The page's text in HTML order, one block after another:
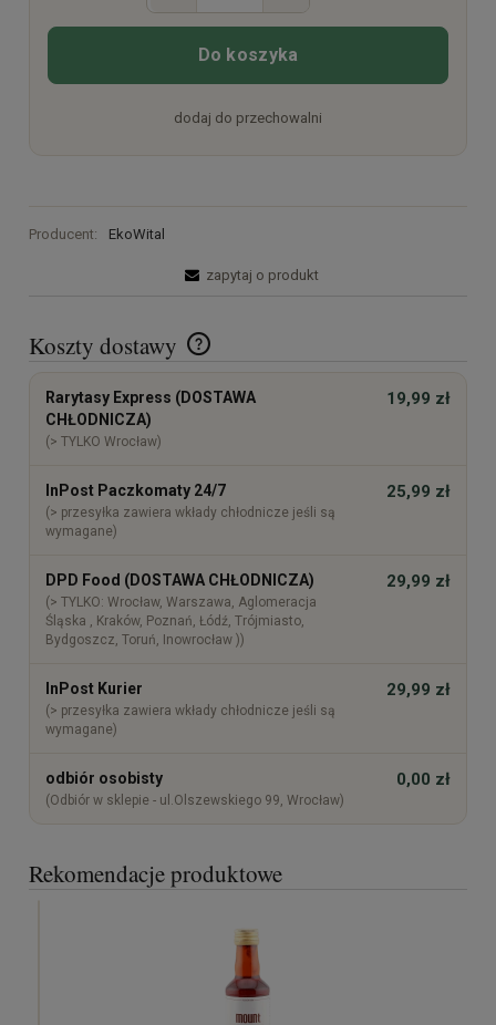
Do koszyka
dodaj do przechowalni
Producent: EkoWital
zapytaj o produkt
Koszty dostawy
Cena nie zawiera ewentualnych kosztów płatności
Rarytasy Express (DOSTAWA
CHŁODNICZA)
(> TYLKO Wrocław)
19,99 zł
InPost Paczkomaty 24/7
(> przesyłka zawiera wkłady chłodnicze jeśli są
wymagane)
25,99 zł
DPD Food (DOSTAWA CHŁODNICZA)
(> TYLKO: Wrocław, Warszawa, Aglomeracja
Śląska , Kraków, Poznań, Łódź, Trójmiasto,
Bydgoszcz, Toruń, Inowrocław ))
29,99 zł
InPost Kurier
(> przesyłka zawiera wkłady chłodnicze jeśli są
wymagane)
29,99 zł
odbiór osobisty
(Odbiór w sklepie - ul.Olszewskiego 99, Wrocław)
0,00 zł
Rekomendacje produktowe